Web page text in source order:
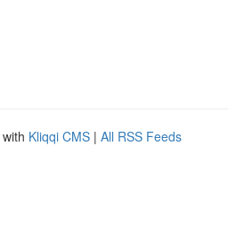
Kliqqi CMS | All RSS Feeds